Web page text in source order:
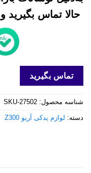
حالا تماس بگیرید
تماس بگیرید
شناسه محصول: SKU-27502
دسته: لوازم یدکی آریو Z300